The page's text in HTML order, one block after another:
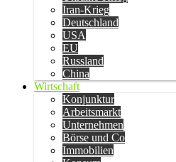
Iran-Krieg
Deutschland
USA
EU
Russland
China
Wirtschaft
Konjunktur
Arbeitsmarkt
Unternehmen
Börse und Co
Immobilien